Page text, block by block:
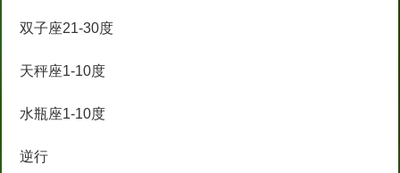
双子座21-30度
天秤座1-10度
水瓶座1-10度
逆行